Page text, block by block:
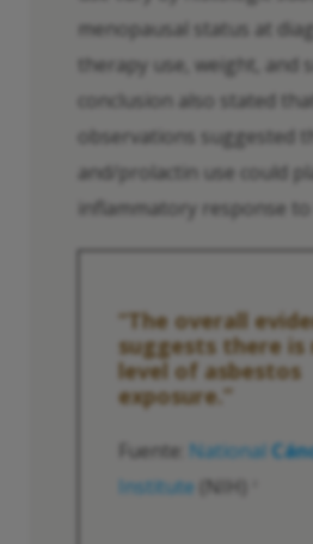
menopausal status at
therapy use, weight, and
conclusion also stated
observations suggested
and/prolactin use could
inflammatory response to
“The overall
suggests there is
level of asbestos
exposure.”
Fuente: National
Institute (NIH)